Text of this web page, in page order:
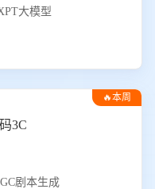
大模型
🔥本周
3C
剧本生成